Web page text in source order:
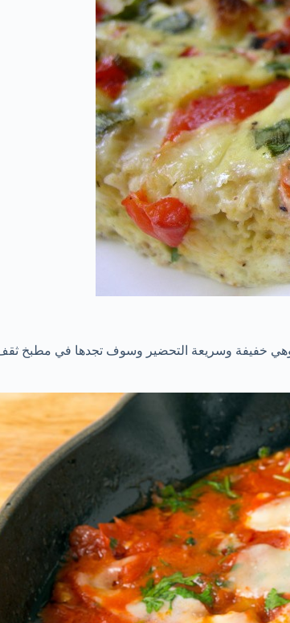
وهي خفيفة وسريعة التحضير وسوف تجدها في مطبخ